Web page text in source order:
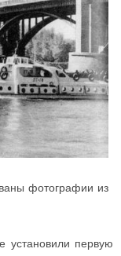
фотографии из
установили первую